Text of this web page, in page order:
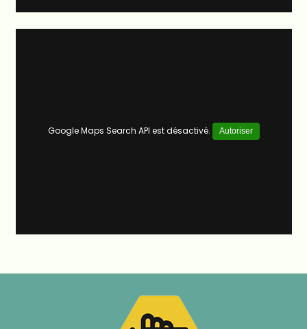
Google Maps Search API est désactivé. Autoriser